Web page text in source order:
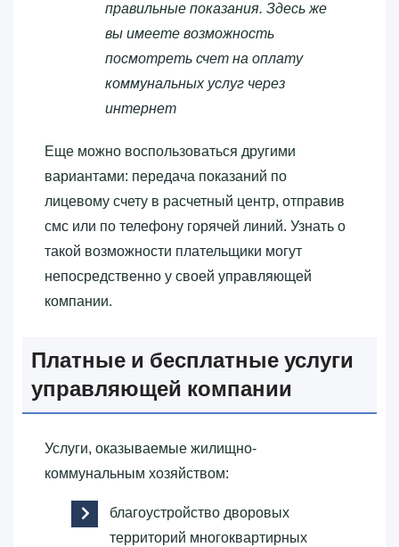
правильные показания. Здесь же
вы имеете возможность
посмотреть счет на оплату
коммунальных услуг через
интернет
Еще можно воспользоваться другими
вариантами: передача показаний по
лицевому счету в расчетный центр, отправив
смс или по телефону горячей линий. Узнать о
такой возможности плательщики могут
непосредственно у своей управляющей
компании.
Платные и бесплатные услуги
управляющей компании
Услуги, оказываемые жилищно-
коммунальным хозяйством:
благоустройство дворовых
территорий многоквартирных